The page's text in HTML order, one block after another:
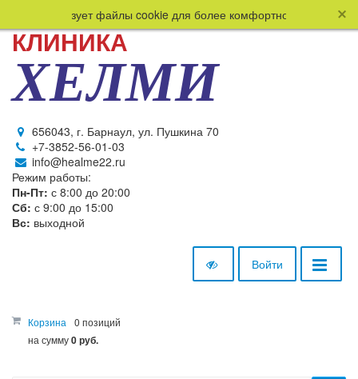
использует файлы cookie для более комфортной работы
КЛИНИКА
ХЕЛМИ
656043, г. Барнаул, ул. Пушкина 70
+7-3852-56-01-03
info@healme22.ru
Режим работы:
Пн-Пт: с 8:00 до 20:00
Сб: с 9:00 до 15:00
Вс: выходной
Войти
Корзина
0 позиций
на сумму0 руб.